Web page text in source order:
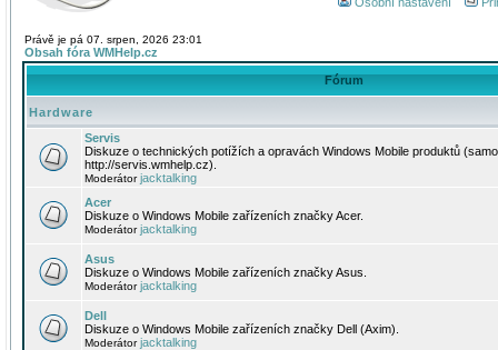
Právě je pá 07. srpen, 2026 23:01
Obsah fóra WMHelp.cz
Fórum
Hardware
Servis
Diskuze o technických potížích a opravách Windows Mobile produktů
http://servis.wmhelp.cz).
Moderátorjacktalking
Acer
Diskuze o Windows Mobile zařízeních značky Acer.
Moderátorjacktalking
Asus
Diskuze o Windows Mobile zařízeních značky Asus.
Moderátorjacktalking
Dell
Diskuze o Windows Mobile zařízeních značky Dell (Axim).
Moderátorjacktalking